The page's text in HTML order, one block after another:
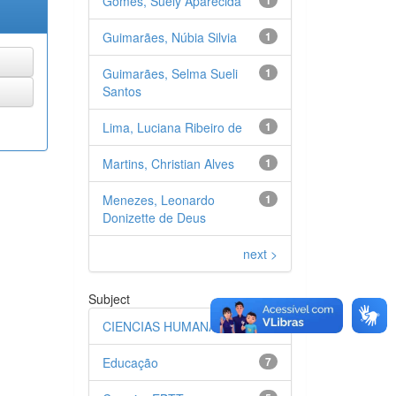
1
Guimarães, Núbia Silvia
1
Guimarães, Selma Sueli
Santos
1
Lima, Luciana Ribeiro de
1
Martins, Christian Alves
1
Menezes, Leonardo
Donizette de Deus
next >
Subject
14
CIENCIAS HUMANAS
7
Educação